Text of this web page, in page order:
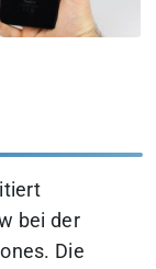
bei der
Die